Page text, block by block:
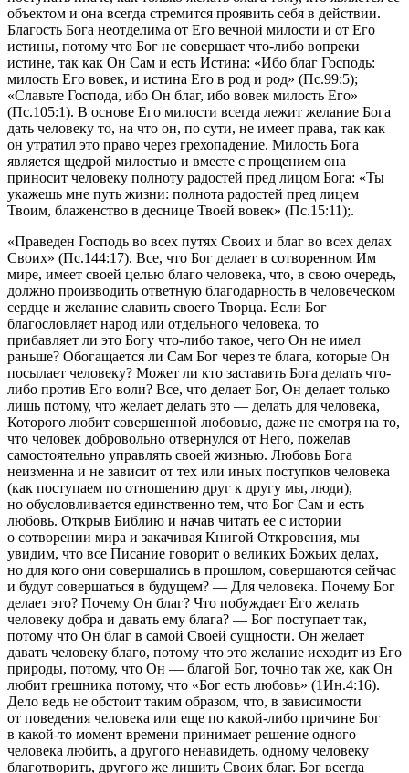
объектом и она всегда стремится проявить себя в действии.
Благость Бога неотделима от Его вечной милости и от Его
истины, потому что Бог не совершает что-либо вопреки
истине, так как Он Сам и есть Истина: «Ибо благ Господь:
милость Его вовек, и истина Его в род и род» (Пс.99:5);
«Славьте Господа, ибо Он благ, ибо вовек милость Его»
(Пс.105:1). В основе Его милости всегда лежит желание Бога
дать человеку то, на что он, по сути, не имеет права, так как
он утратил это право через грехопадение. Милость Бога
является щедрой милостью и вместе с прощением она
приносит человеку полноту радостей пред лицом Бога: «Ты
укажешь мне путь жизни: полнота радостей пред лицем
Твоим, блаженство в деснице Твоей вовек» (Пс.15:11);.
«Праведен Господь во всех путях Своих и благ во всех делах
Своих» (Пс.144:17). Все, что Бог делает в сотворенном Им
мире, имеет своей целью благо человека, что, в свою очередь,
должно производить ответную благодарность в человеческом
сердце и желание славить своего Творца. Если Бог
благословляет народ или отдельного человека, то
прибавляет ли это Богу что-либо такое, чего Он не имел
раньше? Обогащается ли Сам Бог через те блага, которые Он
посылает человеку? Может ли кто заставить Бога делать что-
либо против Его воли? Все, что делает Бог, Он делает только
лишь потому, что желает делать это — делать для человека,
Которого любит совершенной любовью, даже не смотря на то,
что человек добровольно отвернулся от Него, пожелав
самостоятельно управлять своей жизнью. Любовь Бога
неизменна и не зависит от тех или иных поступков человека
(как поступаем по отношению друг к другу мы, люди),
но обусловливается единственно тем, что Бог Сам и есть
любовь. Открыв Библию и начав читать ее с истории
о сотворении мира и закачивая Книгой Откровения, мы
увидим, что все Писание говорит о великих Божьих делах,
но для кого они совершались в прошлом, совершаются сейчас
и будут совершаться в будущем? — Для человека. Почему Бог
делает это? Почему Он благ? Что побуждает Его желать
человеку добра и давать ему блага? — Бог поступает так,
потому что Он благ в самой Своей сущности. Он желает
давать человеку благо, потому что это желание исходит из Его
природы, потому, что Он — благой Бог, точно так же, как Он
любит грешника потому, что «Бог есть любовь» (1Ин.4:16).
Дело ведь не обстоит таким образом, что, в зависимости
от поведения человека или еще по какой-либо причине Бог
в какой-то момент времени принимает решение одного
человека любить, а другого ненавидеть, одному человеку
благотворить, другого же лишить Своих благ. Бог всегда